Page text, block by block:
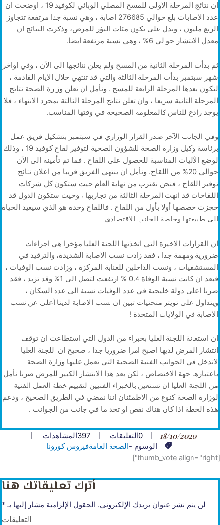
ان نتائج المرحلة الاولى للمسح المصلي الوبائي لكوفيد 19 ، اوضحت ان
عدد الاصابات بلغ حوالي 276685 اصابة ، وهي نسبة جدا مرتفعة تتجاوز
الربع مليون ، وتدل على تكون مئات البؤر للمرض، وذكرت النتائج ان
معدل الانتشار حوالي 6% ، وهي نسبة مرتفعة ايضا.
ثم بدأت المرحلة الثانية من المسح ولم يعلن نتائجها الى الآن ، وفي اواخر
شهر سبتمبر بدأت المرحلة الثالثة والتي قد تنتهي خلال الايام القادمة ،
لتكون بعدها المرحلة الرابعة للمسح . ونأمل ان تعلن وزارة الصحة نتائج
المرحلة الثانية سريعا ، وان تعلن نتائج المرحلة الثالثة بمجرد الانتهاء ، فلا
يوجد رادع للناس كالمعلومة الصحيحة في وقتها المناسب.
وفي الجانب الآخر صدر القرار الوزاري في سبتمبر بتشكيل فريق عمل
برئاسة وكيل وزارة الصحة للشؤون الصحية لتوفير لقاح كوفيد 19 ، وذلك
لوضع الآليات المناسبة للحصول على اللقاح . فما تم تأمينه الى الآن
حوالي 20% من اللقاح. ونأمل ان ينتهي الفريق قريبا من اعلان نتائج
توفير اللقاح ، فنحن نقترب من نهاية العام حيث ستكون كل شركات
اللقاحات قد انهت المرحلة الثالثة من تجاربها ، وحيث ستكون الدول قد
حجزت حصصها أولا بأول من اللقاح . فاللقاح وحده هو الذي سيعيد الحياة
الى طبيعتها وخاصة الجانب الاقتصادي.
ان القرارات الاخيرة التي اتخذتها اللجنة العليا مؤخرا هي اجراءات
ضرورية ومهمة جدا ، فقد زادت نسب الاصابة الشديدة، والترقيد في
المستشفيات ، ونسب الداخلين للعناية المركزة ، وزادت نسب الوفيات ،
فبعد ان كانت نسبة الوفاة 0.4 % ارتفعت لتصل الى 1% وقد تزيد ، فقد
صرنا اعلى دولة خليجية في عدد الوفيات نسبة الى عدد السكان ،
ويتداول على تويتر منحنيات تبين ان نسب الاصابة لدينا أعلى عن نسب
الاصابة في الولايات المتحدة !
ان استعانة اللجنة العليا بخبراء من الدول التي استطاعت ان توقف
انتشار المرض لديها اصبح امرا ضروريا جدا ، صحيح ان اللجنة العليا
لاتدخل في الجوانب الفنية الصحية التي تعمل عليها وزارة الصحة
باعتبارها جهة الاختصاص ، لكن بعد هذا الانتشار الكبير للمرض صرنا نأمل
من اللجنة العليا ان تستعين بالخبراء الفنيين لتقييم خطة العمل الفنية
لوزارة الصحة كنوع من الاطمئنان اننا نمضي في الطريق الصحيح ، ودعم
هذه الخطة اذا كان هناك نقص او تحد ما في جانب من الجوانب .
18/10/2020
0التعليقات 397المشاهدات
الوسوم -الصحة العامةفيروس كورونا
[thumb_vote align="right"]
أترك تعليقاتك هنا
لن يتم نشر عنوان بريدك الإلكتروني. الحقول الإلزامية مشار إليها بـ*
التعليقات